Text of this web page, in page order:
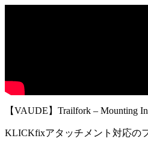
【VAUDE】Trailfork – Mounting
KLICKfixアタッチメント対応の